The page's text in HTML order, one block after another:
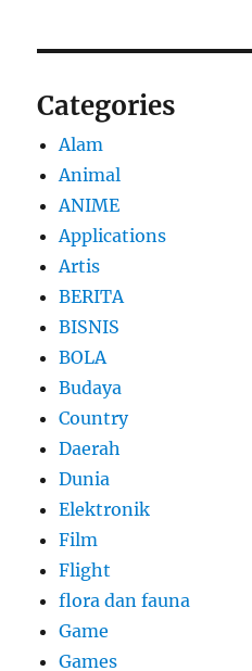
Categories
Alam
Animal
ANIME
Applications
Artis
BERITA
BISNIS
BOLA
Budaya
Country
Daerah
Dunia
Elektronik
Film
Flight
flora dan fauna
Game
Games